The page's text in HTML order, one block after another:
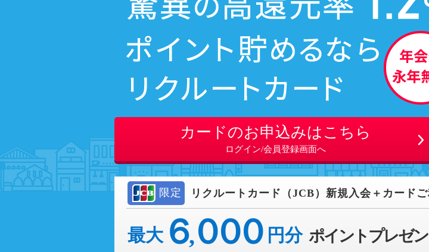
カードのお申込みはこちら
ログイン/会員登録画面へ
限定 リクルートカード（JCB）新規入会＋カード
最大６０００ 円分 ポイントプレゼン